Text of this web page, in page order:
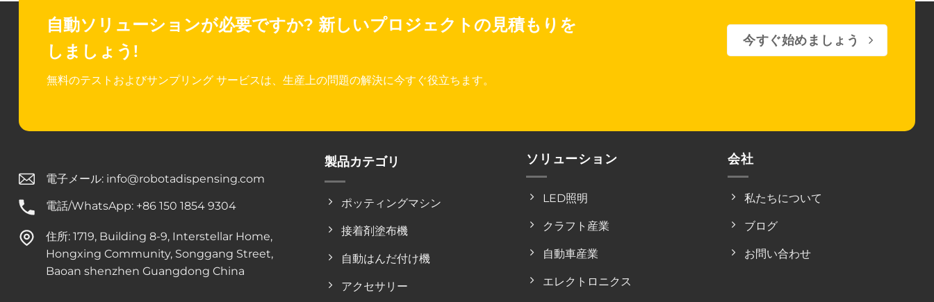
自動ソリューションが必要ですか? 新しいプロジェクトの見積もりを
しましょう!
無料のテストおよびサンプリング サービスは、生産上の問題の解決に今すぐ役立ちます。
今すぐ始めましょう
電子メール: info@robotadispensing.com
電話/WhatsApp: +86 150 1854 9304
住所: 1719, Building 8-9, Interstellar Home,
Hongxing Community, Songgang Street,
Baoan shenzhen Guangdong China
製品カテゴリ
ポッティングマシン
接着剤塗布機
自動はんだ付け機
アクセサリー
ソリューション
LED照明
クラフト産業
自動車産業
エレクトロニクス
会社
私たちについて
ブログ
お問い合わせ